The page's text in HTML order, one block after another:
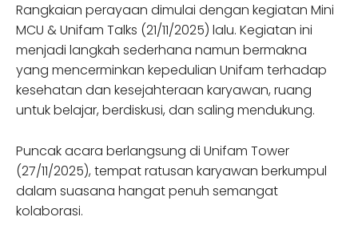
Rangkaian perayaan dimulai dengan kegiatan Mini
MCU & Unifam Talks (21/11/2025) lalu. Kegiatan ini
menjadi langkah sederhana namun bermakna
yang mencerminkan kepedulian Unifam terhadap
kesehatan dan kesejahteraan karyawan, ruang
untuk belajar, berdiskusi, dan saling mendukung.
Puncak acara berlangsung di Unifam Tower
(27/11/2025), tempat ratusan karyawan berkumpul
dalam suasana hangat penuh semangat
kolaborasi.